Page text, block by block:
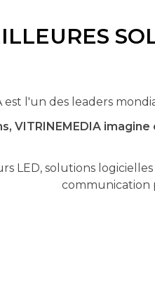
est l'un des leaders
VITRINEMEDIA
LED, solutions
communication